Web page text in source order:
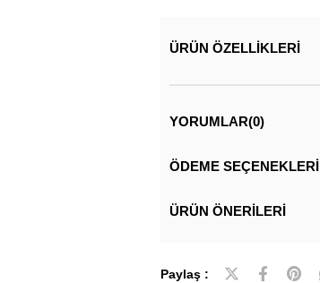
ÜRÜN ÖZELLIKLERI
YORUMLAR(0)
ÖDEME SEÇENEKLERI
ÜRÜN ÖNERILERI
Paylaş :